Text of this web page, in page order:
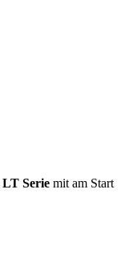
LT Serie mit am Start